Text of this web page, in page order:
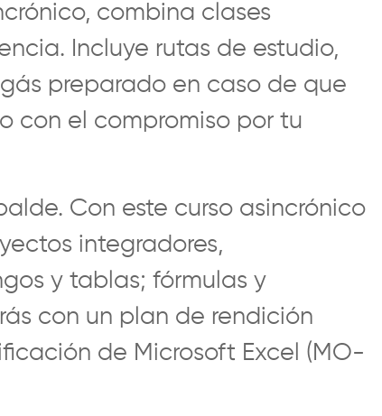
combina clases
Incluye rutas de estudio,
preparado en caso de que
con el compromiso por tu
Con este curso asincrónico
integradores,
y tablas; fórmulas y
con un plan de rendición
de Microsoft Excel (MO-